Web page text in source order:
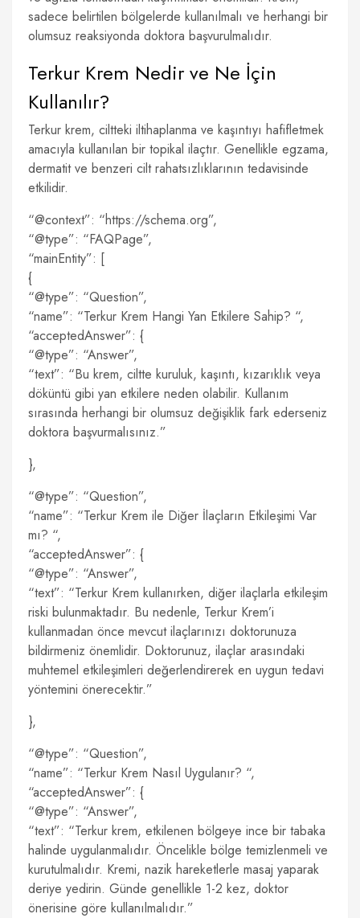
sadece belirtilen bölgelerde kullanılmalı ve herhangi bir
olumsuz reaksiyonda doktora başvurulmalıdır.
Terkur Krem Nedir ve Ne İçin
Kullanılır?
Terkur krem, ciltteki iltihaplanma ve kaşıntıyı hafifletmek
amacıyla kullanılan bir topikal ilaçtır. Genellikle egzama,
dermatit ve benzeri cilt rahatsızlıklarının tedavisinde
etkilidir.
“@context”: “https://schema.org”,
“@type”: “FAQPage”,
“mainEntity”: [
{
“@type”: “Question”,
“name”: “Terkur Krem Hangi Yan Etkilere Sahip? “,
“acceptedAnswer”: {
“@type”: “Answer”,
“text”: “Bu krem, ciltte kuruluk, kaşıntı, kızarıklık veya
döküntü gibi yan etkilere neden olabilir. Kullanım
sırasında herhangi bir olumsuz değişiklik fark ederseniz
doktora başvurmalısınız.”
},
“@type”: “Question”,
“name”: “Terkur Krem ile Diğer İlaçların Etkileşimi Var
mı? “,
“acceptedAnswer”: {
“@type”: “Answer”,
“text”: “Terkur Krem kullanırken, diğer ilaçlarla etkileşim
riski bulunmaktadır. Bu nedenle, Terkur Krem’i
kullanmadan önce mevcut ilaçlarınızı doktorunuza
bildirmeniz önemlidir. Doktorunuz, ilaçlar arasındaki
muhtemel etkileşimleri değerlendirerek en uygun tedavi
yöntemini önerecektir.”
},
“@type”: “Question”,
“name”: “Terkur Krem Nasıl Uygulanır? “,
“acceptedAnswer”: {
“@type”: “Answer”,
“text”: “Terkur krem, etkilenen bölgeye ince bir tabaka
halinde uygulanmalıdır. Öncelikle bölge temizlenmeli ve
kurutulmalıdır. Kremi, nazik hareketlerle masaj yaparak
deriye yedirin. Günde genellikle 1-2 kez, doktor
önerisine göre kullanılmalıdır.”